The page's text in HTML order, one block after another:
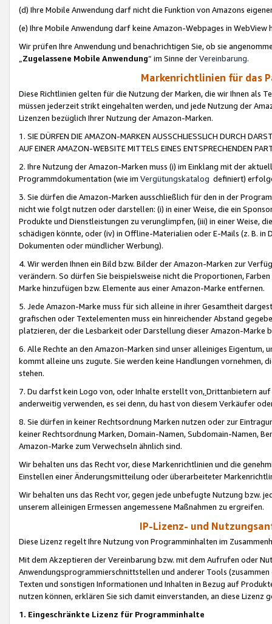
(d) Ihre Mobile Anwendung darf nicht die Funktion von Amazons
(e) Ihre Mobile Anwendung darf keine Amazon-Webpages in WebView
Wir prüfen Ihre Anwendung und benachrichtigen Sie, ob sie
„Zugelassene Mobile Anwendung“ im Sinne derVereinbarung.
Markenrichtlinien für das
Diese Richtlinien gelten für die Nutzung der Marken, die wir Ihnen als
müssen jederzeit strikt eingehalten werden, und jede Nutzung der
Lizenzen bezüglich Ihrer Nutzung der Amazon-Marken.
1. SIE DÜRFEN DIE AMAZON-MARKEN AUSSCHLIESSLICH DURCH
AUF EINER AMAZON-WEBSITE MITTELS EINES ENTSPRECHENDEN
2. Ihre Nutzung der Amazon-Marken muss (i) im Einklang mit der
Programmdokumentation (wie im Vergütungskatalog definiert)
3. Sie dürfen die Amazon-Marken ausschließlich für den in der
nicht wie folgt nutzen oder darstellen: (i) in einer Weise, die ein
Produkte und Dienstleistungen zu verunglimpfen, (iii) in einer Weise,
schädigen könnte, oder (iv) in Offline-Materialien oder E-Mails (z. B. in
Dokumenten oder mündlicher Werbung).
4. Wir werden Ihnen ein Bild bzw. Bilder der Amazon-Marken zur
verändern. So dürfen Sie beispielsweise nicht die Proportionen,
Marke hinzufügen bzw. Elemente aus einer Amazon-Marke entfernen.
5. Jede Amazon-Marke muss für sich alleine in ihrer Gesamtheit
grafischen oder Textelementen muss ein hinreichender Abstand
platzieren, der die Lesbarkeit oder Darstellung dieser Amazon-Marke
6. Alle Rechte an den Amazon-Marken sind unser alleiniges
kommt alleine uns zugute. Sie werden keine Handlungen vornehmen,
stehen.
7. Du darfst kein Logo von, oder Inhalte erstellt von,Drittanbietern auf
anderweitig verwenden, es sei denn, du hast von diesem Verkäufer
8. Sie dürfen in keiner Rechtsordnung Marken nutzen oder zur
keiner Rechtsordnung Marken, Domain-Namen, Subdomain-Namen,
Amazon-Marke zum Verwechseln ähnlich sind.
Wir behalten uns das Recht vor, diese Markenrichtlinien und die
Einstellen einer Änderungsmitteilung oder überarbeiteter
Wir behalten uns das Recht vor, gegen jede unbefugte Nutzung bzw.
unserem alleinigen Ermessen angemessene Maßnahmen zu ergreifen.
IP-Lizenz- und
Diese Lizenz regelt Ihre Nutzung von Programminhalten im
Mit dem Akzeptieren der Vereinbarung bzw. mit dem Aufrufen oder
Anwendungsprogrammierschnittstellen und anderer Tools (zusammen
Texten und sonstigen Informationen und Inhalten in Bezug auf
nutzen können, erklären Sie sich damit einverstanden, an diese Lizenz
1. Eingeschränkte Lizenz für Programminhalte